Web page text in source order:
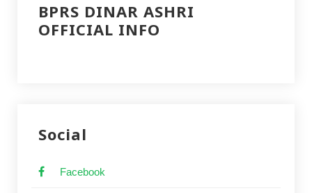
BPRS DINAR ASHRI
OFFICIAL INFO
Social
Facebook